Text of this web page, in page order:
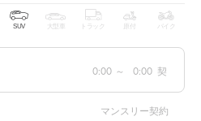
SUV 大型車 トラック 原付 バイク
0:00 ～ 0:00 契
マンスリー契約